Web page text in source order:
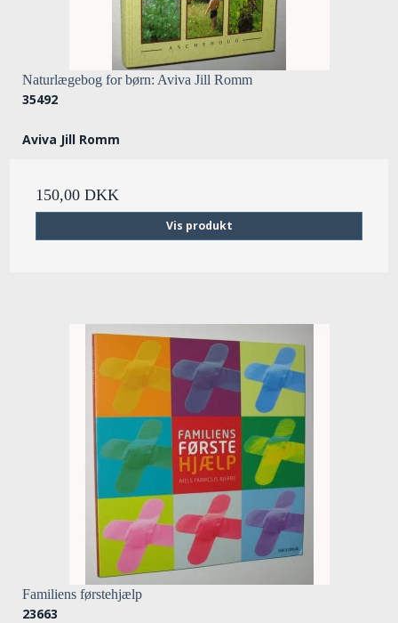
Naturlægebog for børn: Aviva Jill Romm
35492
Aviva Jill Romm
150,00 DKK
Vis produkt
Familiens førstehjælp
23663